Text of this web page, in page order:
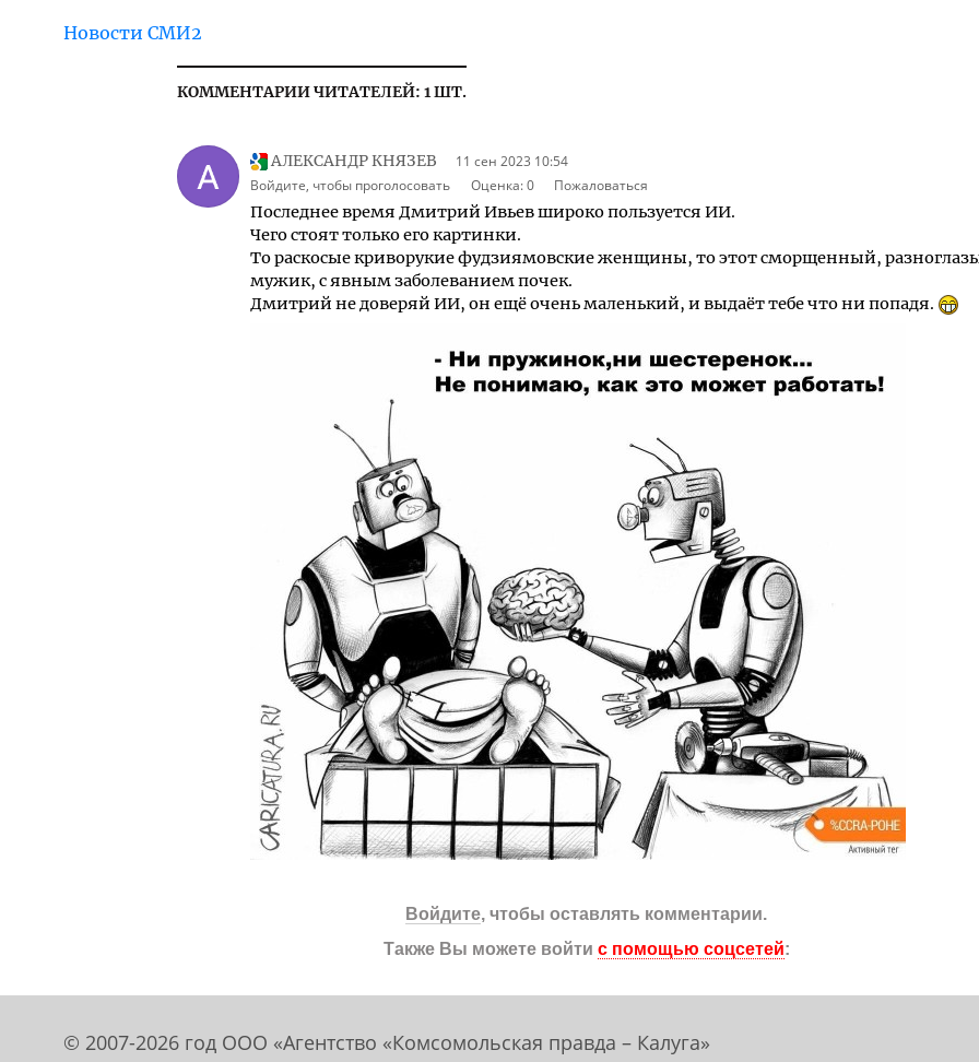
Новости СМИ2
КОММЕНТАРИИ ЧИТАТЕЛЕЙ: 1 ШТ.
АЛЕКСАНДР КНЯЗЕВ
11 сен 2023 10:54
Войдите, чтобы проголосовать
Оценка:0 Пожаловаться
Последнее время Дмитрий Ивьев широко пользуется ИИ.
Чего стоят только его картинки.
То раскосые криворукие фудзиямовские женщины, то этот сморщенный,
мужик, с явным заболеванием почек.
Дмитрий не доверяй ИИ, он ещё очень маленький, и выдаёт тебе что ни попадя.
Войдите, чтобы оставлять комментарии.
Также Вы можете войти с помощью соцсетей:
© 2007-2026 год ООО «Агентство «Комсомольская правда – Калуга»